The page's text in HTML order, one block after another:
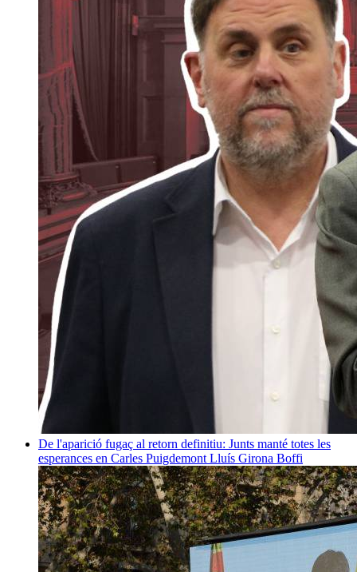
De l'aparició fugaç al retorn definitiu: Junts manté totes les
esperances en Carles Puigdemont Lluís Girona Boffi